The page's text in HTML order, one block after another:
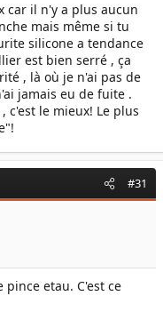
car il n'y a plus aucun
mais même si tu
silicone a tendance
est bien serré , ça
, là où je n'ai pas de
jamais eu de fuite .
c'est le mieux! Le plus
#31
etau. C'est ce